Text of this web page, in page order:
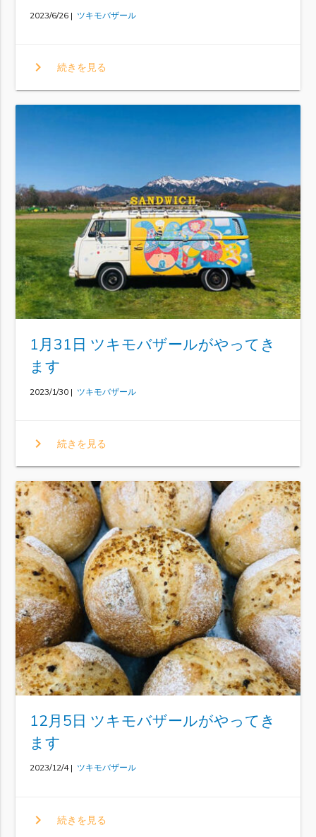
2023/6/26 | ツキモバザール
chevron_right 続きを見る
1月31日 ツキモバザールがやってき
ます
2023/1/30 | ツキモバザール
chevron_right 続きを見る
12月5日 ツキモバザールがやってき
ます
2023/12/4 | ツキモバザール
chevron_right 続きを見る